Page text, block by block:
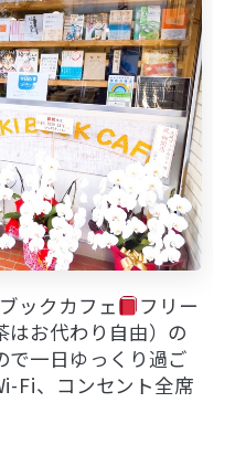
ックカフェ
フリー
はお代わり自由）の
で一日ゆっくり過ご
Fi、コンセント全席